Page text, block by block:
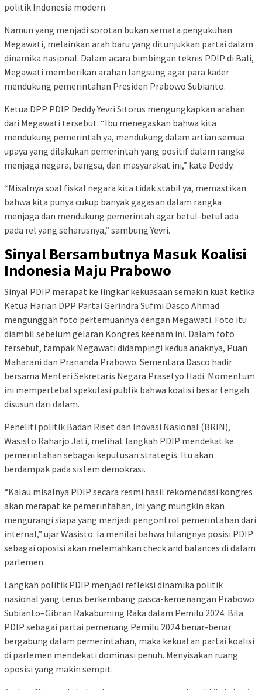
politik Indonesia modern.
Namun yang menjadi sorotan bukan semata pengukuhan
Megawati, melainkan arah baru yang ditunjukkan partai dalam
dinamika nasional. Dalam acara bimbingan teknis PDIP di Bali,
Megawati memberikan arahan langsung agar para kader
mendukung pemerintahan Presiden Prabowo Subianto.
Ketua DPP PDIP Deddy Yevri Sitorus mengungkapkan arahan
dari Megawati tersebut. “Ibu menegaskan bahwa kita
mendukung pemerintah ya, mendukung dalam artian semua
upaya yang dilakukan pemerintah yang positif dalam rangka
menjaga negara, bangsa, dan masyarakat ini,” kata Deddy.
“Misalnya soal fiskal negara kita tidak stabil ya, memastikan
bahwa kita punya cukup banyak gagasan dalam rangka
menjaga dan mendukung pemerintah agar betul-betul ada
pada rel yang seharusnya,” sambung Yevri.
Sinyal Bersambutnya Masuk Koalisi
Indonesia Maju Prabowo
Sinyal PDIP merapat ke lingkar kekuasaan semakin kuat ketika
Ketua Harian DPP Partai Gerindra Sufmi Dasco Ahmad
mengunggah foto pertemuannya dengan Megawati. Foto itu
diambil sebelum gelaran Kongres keenam ini. Dalam foto
tersebut, tampak Megawati didampingi kedua anaknya, Puan
Maharani dan Prananda Prabowo. Sementara Dasco hadir
bersama Menteri Sekretaris Negara Prasetyo Hadi. Momentum
ini mempertebal spekulasi publik bahwa koalisi besar tengah
disusun dari dalam.
Peneliti politik Badan Riset dan Inovasi Nasional (BRIN),
Wasisto Raharjo Jati, melihat langkah PDIP mendekat ke
pemerintahan sebagai keputusan strategis. Itu akan
berdampak pada sistem demokrasi.
“Kalau misalnya PDIP secara resmi hasil rekomendasi kongres
akan merapat ke pemerintahan, ini yang mungkin akan
mengurangi siapa yang menjadi pengontrol pemerintahan dari
internal,” ujar Wasisto. Ia menilai bahwa hilangnya posisi PDIP
sebagai oposisi akan melemahkan check and balances di dalam
parlemen.
Langkah politik PDIP menjadi refleksi dinamika politik
nasional yang terus berkembang pasca-kemenangan Prabowo
Subianto–Gibran Rakabuming Raka dalam Pemilu 2024. Bila
PDIP sebagai partai pemenang Pemilu 2024 benar-benar
bergabung dalam pemerintahan, maka kekuatan partai koalisi
di parlemen mendekati dominasi penuh. Menyisakan ruang
oposisi yang makin sempit.